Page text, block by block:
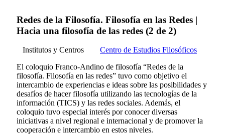
Redes de la Filosofía. Filosofía en las Redes |
Hacia una filosofía de las redes (2 de 2)
Institutos y Centros
Centro de Estudios Filosóficos
El coloquio Franco-Andino de filosofía “Redes de la
filosofía. Filosofía en las redes” tuvo como objetivo el
intercambio de experiencias e ideas sobre las posibilidades y
desafíos de hacer filosofía utilizando las tecnologías de la
información (TICS) y las redes sociales. Además, el
coloquio tuvo especial interés por conocer diversas
iniciativas a nivel regional e internacional y de promover la
cooperación e intercambio en estos niveles.